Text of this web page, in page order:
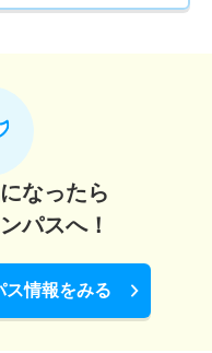
なったら
パスへ！
ス情報をみる